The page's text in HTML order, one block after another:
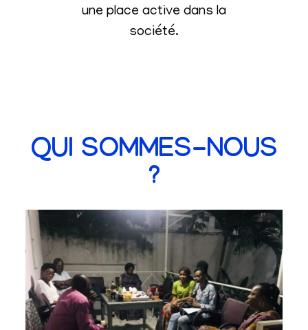
une place active dans la
société.
QUI SOMMES-NOUS
?